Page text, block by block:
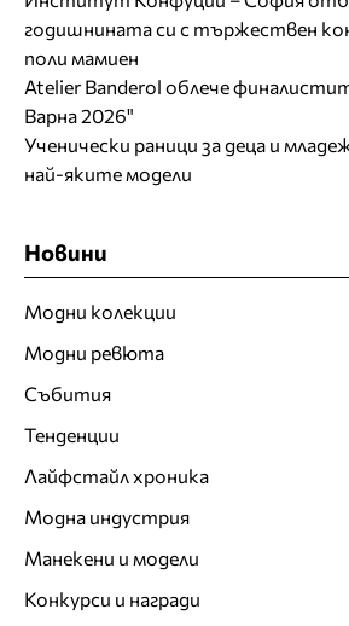
годишнината си с тържествен
поли мамиен
Atelier Banderol облече
Варна 2026"
Ученически раници за деца и
най-яките модели
Новини
Модни колекции
Модни ревюта
Събития
Тенденции
Лайфстайл хроника
Модна индустрия
Манекени и модели
Конкурси и награди